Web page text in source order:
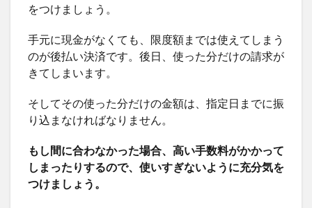
をつけましょう。
手元に現金がなくても、限度額までは使えてしまう
のが後払い決済です。後日、使った分だけの請求が
きてしまいます。
そしてその使った分だけの金額は、指定日までに振
り込まなければなりません。
もし間に合わなかった場合、高い手数料がかかって
しまったりするので、使いすぎないように充分気を
つけましょう。